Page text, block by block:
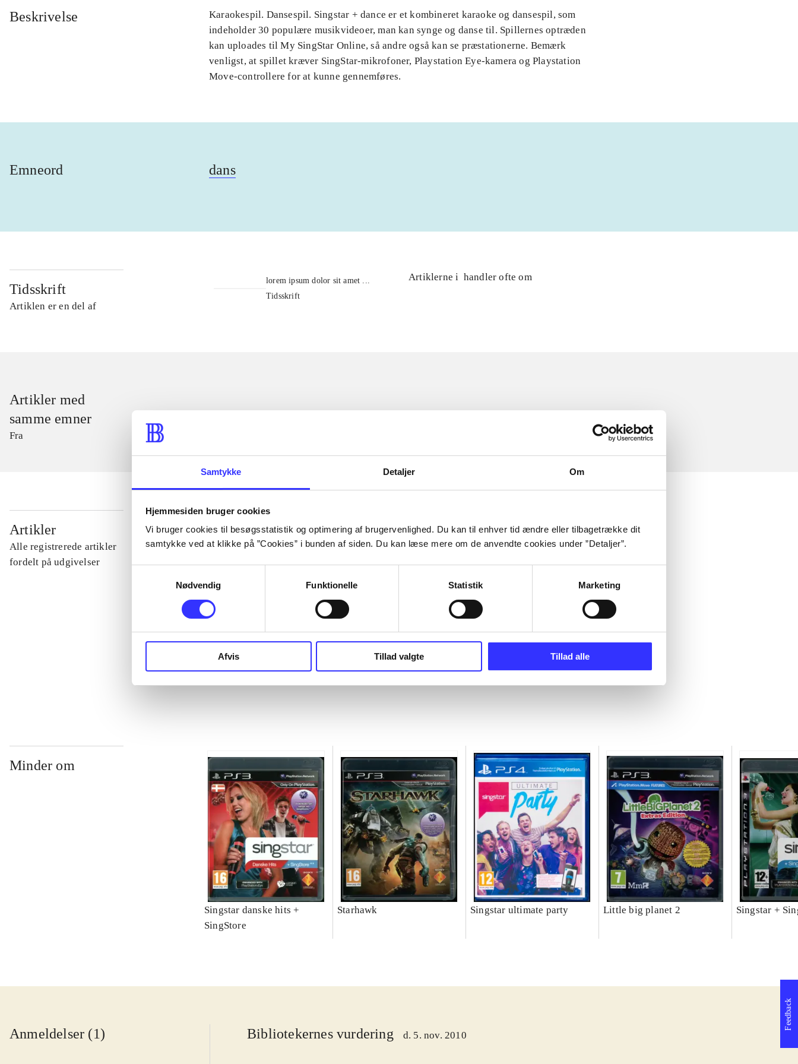
Samtykke Detaljer Om
Hjemmesiden bruger cookies
Vi bruger cookies til besøgsstatistik og optimering af brugervenlighed. Du kan til enhver tid ændre eller tilbagetrække dit
samtykke ved at klikke på ”Cookies” i bunden af siden. Du kan læse mere om de anvendte cookies under ”Detaljer”.
Nødvendig
Funktionelle Statistik Marketing
Afvis Tillad valgte Tillad alle
Beskrivelse
Karaokespil. Dansespil. Singstar + dance er et kombineret karaoke og dansespil, som
indeholder 30 populære musikvideoer, man kan synge og danse til. Spillernes optræden
kan uploades til My SingStar Online, så andre også kan se præstationerne. Bemærk
venligst, at spillet kræver SingStar-mikrofoner, Playstation Eye-kamera og Playstation
Move-controllere for at kunne gennemføres.
Emneord dans
Tidsskrift
Artiklen er en del af
lorem ipsum dolor sit amet ...
Tidsskrift
Artiklerne i handler ofte om
Artikler med
samme emner
Fra
Artikler
Alle registrerede artikler
fordelt på udgivelser
...
Minder om
Singstar danske hits +
SingStore
Starhawk Singstar ultimate party Little big planet 2 Singstar +
Anmeldelser (1) Bibliotekernes vurdering d. 5. nov. 2010
Feedback